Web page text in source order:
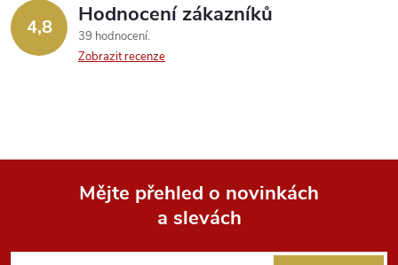
4,8 Hodnocení zákazníků
39 hodnocení
Zobrazit recenze
Mějte přehled o novinkách
a slevách